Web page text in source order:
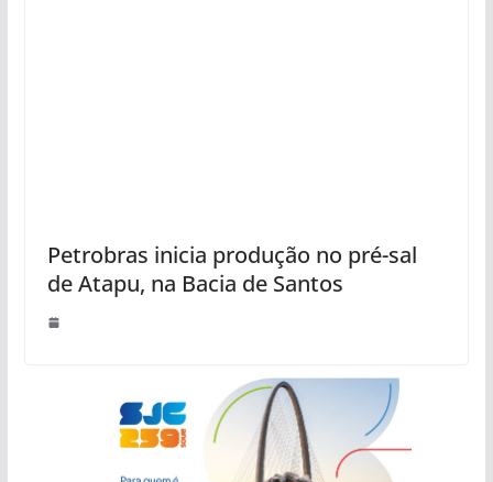
Petrobras inicia produção no pré-sal
de Atapu, na Bacia de Santos